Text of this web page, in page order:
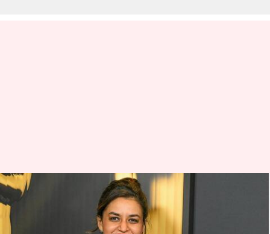
கோல்டன் குளோப்ஸ்
ஏமாற்றம்: இந்தியாவின்
ஒரே நம்பிக்கையான